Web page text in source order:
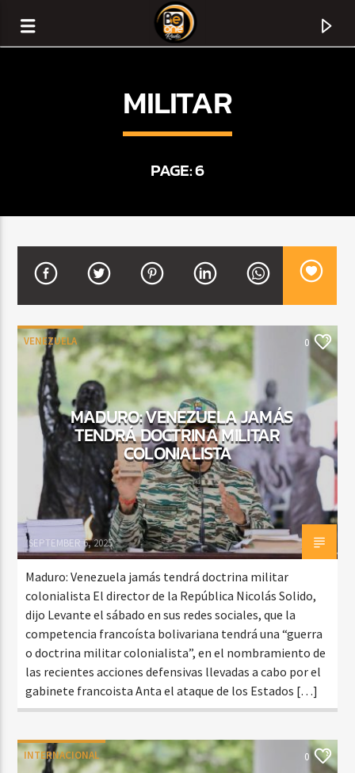
TITLE
ARTIST
CURRENT SHOW
SALSA MATUTINA
6:00 AM 9:00 AM
Beone Radio
MILITAR
PAGE: 6
VENEZUELA 0
MADURO: VENEZUELA JAMÁS
TENDRÁ DOCTRINA MILITAR
COLONIALISTA
SEPTEMBER 6, 2025
Maduro: Venezuela jamás tendrá doctrina militar
colonialista El director de la República Nicolás Solido,
dijo Levante el sábado en sus redes sociales, que la
competencia francoísta bolivariana tendrá una “guerra
o doctrina militar colonialista”, en el nombramiento de
las recientes acciones defensivas llevadas a cabo por el
gabinete francoista Anta el ataque de los Estados […]
INTERNACIONAL 0